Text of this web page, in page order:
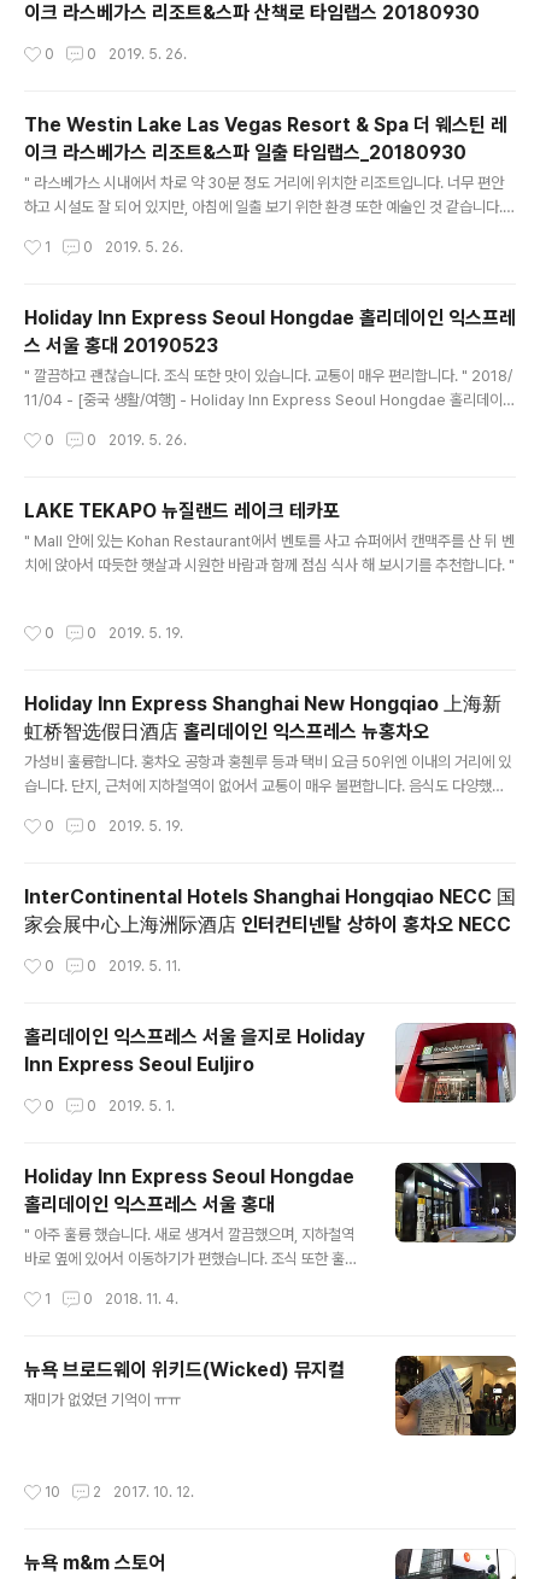
이크 라스베가스 리조트&스파 산책로 타임랩스 20180930
0 0 2019. 5. 26.
The Westin Lake Las Vegas Resort & Spa 더 웨스틴 레
이크 라스베가스 리조트&스파 일출 타임랩스_20180930
" 라스베가스 시내에서 차로 약 30분 정도 거리에 위치한 리조트입니다. 너무 편안
하고 시설도 잘 되어 있지만, 아침에 일출 보기 위한 환경 또한 예술인 것 같습니다.
천 드립니다. "
1 0 2019. 5. 26.
Holiday Inn Express Seoul Hongdae 홀리데이인 익스프레
스 서울 홍대 20190523
" 깔끔하고 괜찮습니다. 조식 또한 맛이 있습니다. 교통이 매우 편리합니다. " 2018/
11/04 - [중국 생활/여행] - Holiday Inn Express Seoul Hongdae 홀리데이인
0 0 2019. 5. 26.
LAKE TEKAPO 뉴질랜드 레이크 테카포
" Mall 안에 있는 Kohan Restaurant에서 벤토를 사고 슈퍼에서 캔맥주를 산 뒤 벤
치에 앉아서 따듯한 햇살과 시원한 바람과 함께 점심 식사 해 보시기를 추천합니다. "
0 0 2019. 5. 19.
Holiday Inn Express Shanghai New Hongqiao 上海新
虹桥智选假日酒店 홀리데이인 익스프레스 뉴홍차오
가성비 훌륭합니다. 홍차오 공항과 홍췐루 등과 택비 요금 50위엔 이내의 거리에 있
습니다. 단지, 근처에 지하철역이 없어서 교통이 매우 불편합니다. 음식도 다양했으
0 0 2019. 5. 19.
InterContinental Hotels Shanghai Hongqiao NECC 国
家会展中心上海洲际酒店 인터컨티넨탈 상하이 홍차오 NECC
0 0 2019. 5. 11.
홀리데이인 익스프레스 서울 을지로 Holiday
Inn Express Seoul Euljiro
0 0 2019. 5. 1.
Holiday Inn Express Seoul Hongdae
홀리데이인 익스프레스 서울 홍대
" 아주 훌륭 했습니다. 새로 생겨서 깔끔했으며, 지하철역
바로 옆에 있어서 이동하기가 편했습니다. 조식 또한 훌륭
하면 무료로 제공해 줍니다. "
1 0 2018. 11. 4.
뉴욕 브로드웨이 위키드(Wicked) 뮤지컬
재미가 없었던 기억이 ㅠㅠ
10 2 2017. 10. 12.
뉴욕 m&m 스토어